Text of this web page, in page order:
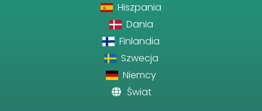
Hiszpania
Dania
Finlandia
Szwecja
Niemcy
Świat